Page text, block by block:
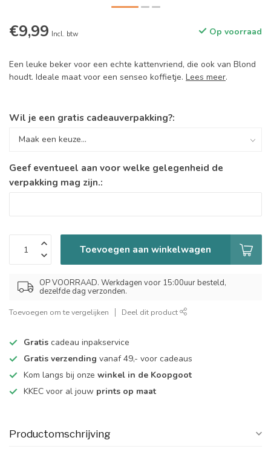
€9,99 Incl. btw Op voorraad
Een leuke beker voor een echte kattenvriend, die ook van Blond
houdt. Ideale maat voor een senseo koffietje. Lees meer.
Wil je een gratis cadeauverpakking?:
Geef eventueel aan voor welke gelegenheid de
verpakking mag zijn.:
Toevoegen aan winkelwagen
OP VOORRAAD. Werkdagen voor 15:00uur besteld,
dezelfde dag verzonden.
Toevoegen om te vergelijken Deel dit product
Gratis cadeau inpakservice
Gratis verzending vanaf 49,- voor cadeaus
Kom langs bij onze winkel in de Koopgoot
KKEC voor al jouw prints op maat
Productomschrijving